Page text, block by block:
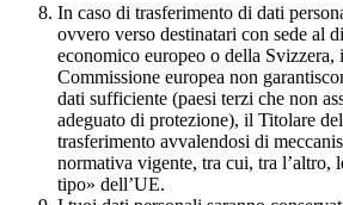
In caso di trasferimento di dati
ovvero verso destinatari con sede al
economico europeo o della Svizzera,
Commissione europea non
dati sufficiente (paesi terzi che non
adeguato di protezione), il Titolare
trasferimento avvalendosi di
normativa vigente, tra cui, tra l’altro,
tipo» dell’UE.